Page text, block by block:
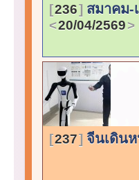
236 สมาคม-
20/04/2569
237 จีนเดิน